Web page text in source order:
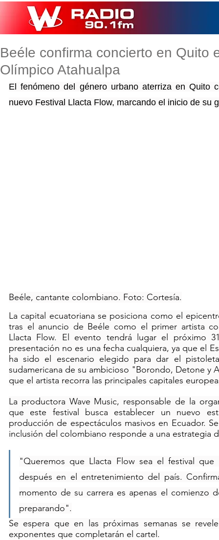
Beéle confirma concierto en Quito
Olímpico Atahualpa
El fenómeno del género urbano aterriza en Quito
nuevo Festival Llacta Flow, marcando el inicio de su
Beéle, cantante colombiano. Foto: Cortesía.
La capital ecuatoriana se posiciona como el
tras el anuncio de Beéle como el primer artista
Llacta Flow. El evento tendrá lugar el próximo
presentación no es una fecha cualquiera, ya que el
ha sido el escenario elegido para dar el
sudamericana de su ambicioso "Borondo, Detone y
que el artista recorra las principales capitales
La productora Wave Music, responsable de la
que este festival busca establecer un nuevo
producción de espectáculos masivos en Ecuador.
inclusión del colombiano responde a una estrategia
"Queremos que Llacta Flow sea el festival
después en el entretenimiento del país.
momento de su carrera es apenas el comienzo
preparando".
Se espera que en las próximas semanas se
exponentes que completarán el cartel.